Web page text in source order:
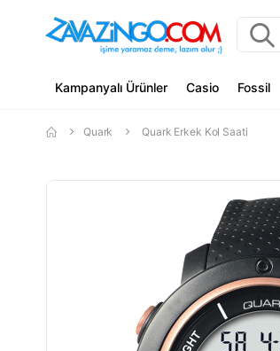
Kampanyalı Ürünler Casio Fossil
Quark Quark Erkek Kol Saati